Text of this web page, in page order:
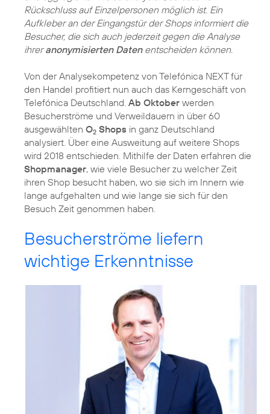
Rückschluss auf Einzelpersonen möglich ist. Ein
Aufkleber an der Eingangstür der Shops informiert die
Besucher, die sich auch jederzeit gegen die Analyse
ihreranonymisierten Datenentscheiden können.
Von der Analysekompetenz von Telefónica NEXTfür
den Handel profitiert nun auch das Kerngeschäft von
Telefónica Deutschland. Ab Oktober werden
Besucherströme und Verweildauern in über 60
ausgewählten O2 Shops in ganz Deutschland
analysiert. Über eine Ausweitung auf weitere Shops
wird 2018 entschieden. Mithilfe der Daten erfahren die
Shopmanager, wie viele Besucher zu welcher Zeit
ihren Shop besucht haben, wo sie sich im Innern wie
lange aufgehalten und wie lange sie sich für den
Besuch Zeit genommen haben.
Besucherströme liefern
wichtige Erkenntnisse